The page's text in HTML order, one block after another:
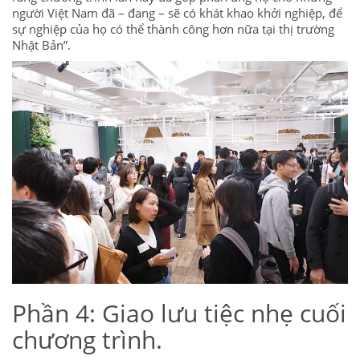
người Việt Nam đã – đang – sẽ có khát khao khởi nghiệp, để
sự nghiệp của họ có thể thành công hơn nữa tại thị trường
Nhật Bản”.
Phần 4: Giao lưu tiệc nhẹ cuối
chương trình.